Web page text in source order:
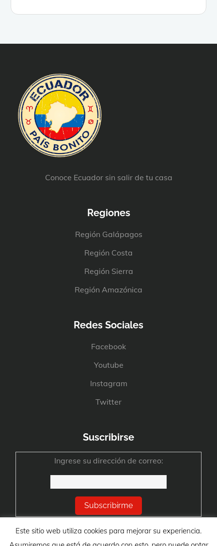
Conoce Ecuador sin salir de tu casa
Regiones
Región Galápagos
Región Costa
Región Sierra
Región Amazónica
Redes Sociales
Facebook
Youtube
Instagram
Twitter
Suscribirse
Ingrese su dirección de correo:
Este sitio web utiliza cookies para mejorar su experiencia.